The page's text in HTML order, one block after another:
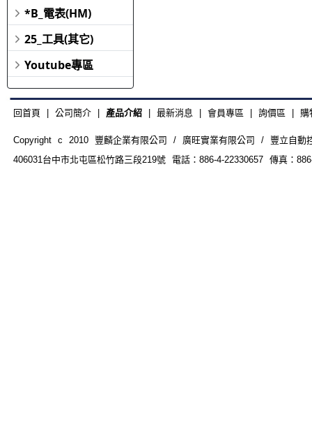
*B_電表(HM)
25_工具(其它)
Youtube專區
回首頁 公司簡介| 產品介紹| 最新消息 會員專區 詢價區 購
Copyright c 2010 豐麟企業有限公司 / 廣旺實業有限公司 / 豐立自動
406031台中市北屯區松竹路三段219號 電話：886-4-22330657 傳真：